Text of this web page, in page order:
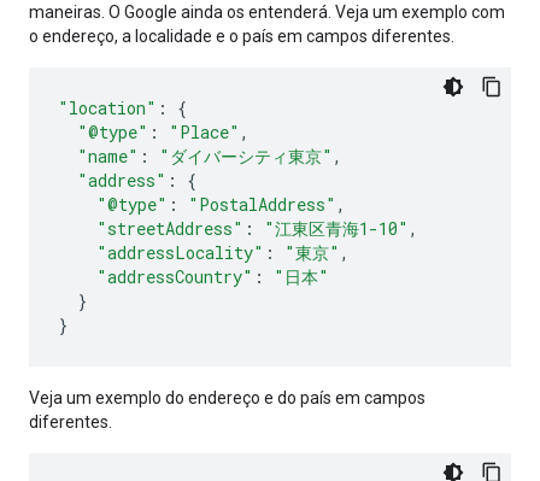
maneiras. O Google ainda os entenderá. Veja um exemplo com
o endereço, a localidade e o país em campos diferentes.
"location" :
{
"@type" : "Place" ,
"name" : "ダイバーシティ東京" ,
"address" :
{
"@type" : "PostalAddress" ,
"streetAddress" : "江東区青海1-10" ,
"addressLocality" : "東京" ,
"addressCountry" :
"日本"
}
}
Veja um exemplo do endereço e do país em campos
diferentes.